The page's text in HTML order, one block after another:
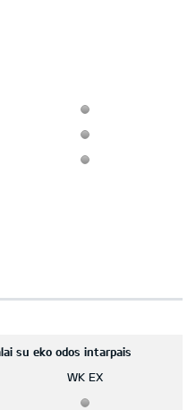
su eko odos intarpais
WK EX